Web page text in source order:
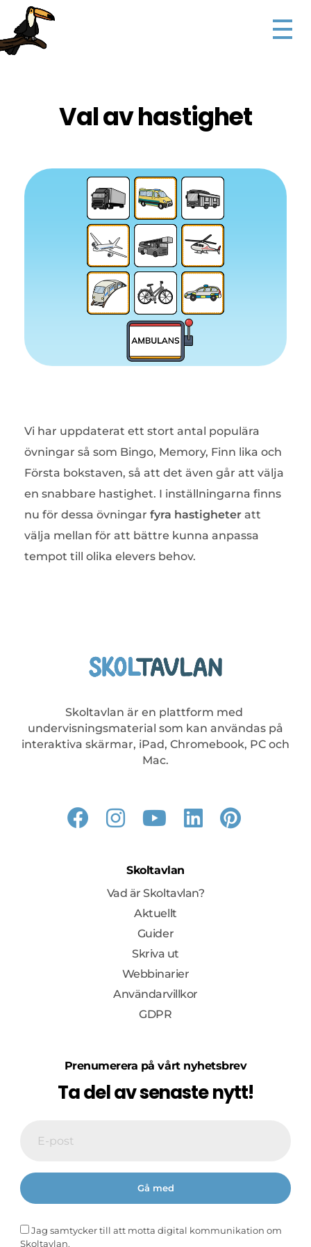
Val av hastighet
V
a
l
a
t
Vi har uppdaterat ett stort antal populära
övningar så som Bingo, Memory, Finn lika och
Första bokstaven, så att det även går att välja
en snabbare hastighet. I inställningarna finns
nu för dessa övningar fyra hastigheter att
välja mellan för att bättre kunna anpassa
tempot till olika elevers behov.
Skoltavlan är en plattform med
undervisningsmaterial som kan användas på
interaktiva skärmar, iPad, Chromebook, PC och
Mac.
Skoltavlan
Vad är Skoltavlan?
Aktuellt
Guider
Skriva ut
Webbinarier
Användarvillkor
GDPR
Prenumerera på vårt nyhetsbrev
Ta del av senaste nytt!
Jag samtycker till att motta digital kommunikation om
Skoltavlan.